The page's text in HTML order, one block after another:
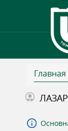
В
ы
Главная